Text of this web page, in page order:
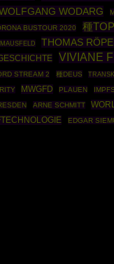
WODARG
BUSTOUR 2020 種TOP
THOMAS
VIVIANE
STREAM 2 種DEUS
MWGFD PLAUEN
ARNE SCHMITT
EDGAR